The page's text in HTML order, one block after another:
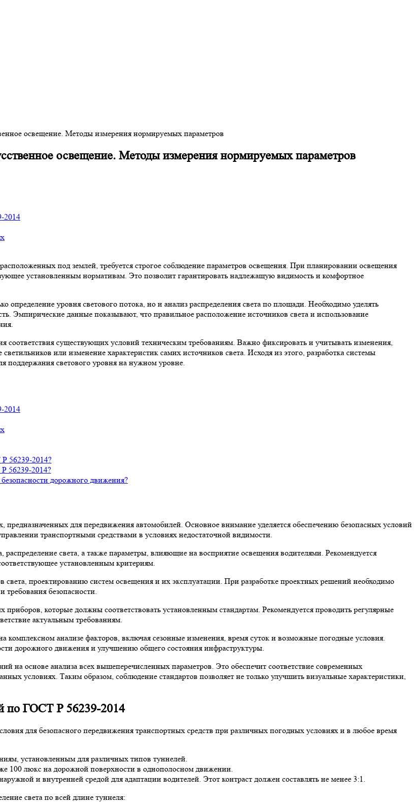
освещение. Методы измерения нормируемых параметров
освещение. Методы измерения нормируемых параметров
2014
под землей, требуется строгое соблюдение параметров освещения. При планировании освещения
установленным нормативам. Это позволит гарантировать надлежащую видимость и комфортное
определение уровня светового потока, но и анализ распределения света по площади. Необходимо уделять
Эмпирические данные показывают, что правильное расположение источников света и использование
соответствия существующих условий техническим требованиям. Важно фиксировать и учитывать изменения,
или изменение характеристик самих источников света. Исходя из этого, разработка системы
поддержания светового уровня на нужном уровне.
2014
56239-2014?
56239-2014?
дорожного движения?
предназначенных для передвижения автомобилей. Основное внимание уделяется обеспечению безопасных условий
транспортными средствами в условиях недостаточной видимости.
света, а также параметры, влияющие на восприятие освещения водителями. Рекомендуется
установленным критериям.
проектированию систем освещения и их эксплуатации. При разработке проектных решений необходимо
безопасности.
которые должны соответствовать установленным стандартам. Рекомендуется проводить регулярные
актуальным требованиям.
анализе факторов, включая сезонные изменения, время суток и возможные погодные условия.
дорожного движения и улучшению общего состояния инфраструктуры.
на основе анализа всех вышеперечисленных параметров. Это обеспечит соответствие современных
условиях. Таким образом, соблюдение стандартов позволяет не только улучшить визуальные характеристики,
по ГОСТ Р 56239-2014
для безопасного передвижения транспортных средств при различных погодных условиях и в любое время
установленным для различных типов туннелей.
100 люкс на дорожной поверхности в однополосном движении.
и внутренней средой для адаптации водителей. Этот контраст должен составлять не менее 3:1.
света по всей длине туннеля: